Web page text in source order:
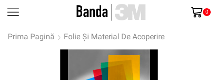
0
Prima Pagină Folie Și Material De Acoperire